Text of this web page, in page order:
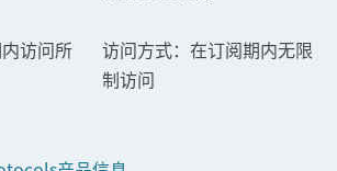
访问所
访问方式： 在订阅期内无限
制访问